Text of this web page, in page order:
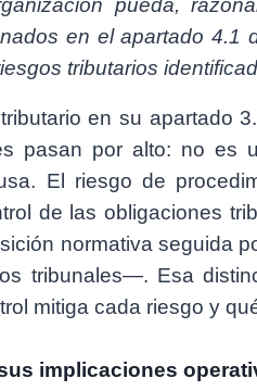
pueda,
en el apartado 4.1
tributarios
en su apartado
pasan por alto: no es
El riesgo de
de las obligaciones
normativa seguida
tribunales—. Esa
mitiga cada riesgo y
implicaciones